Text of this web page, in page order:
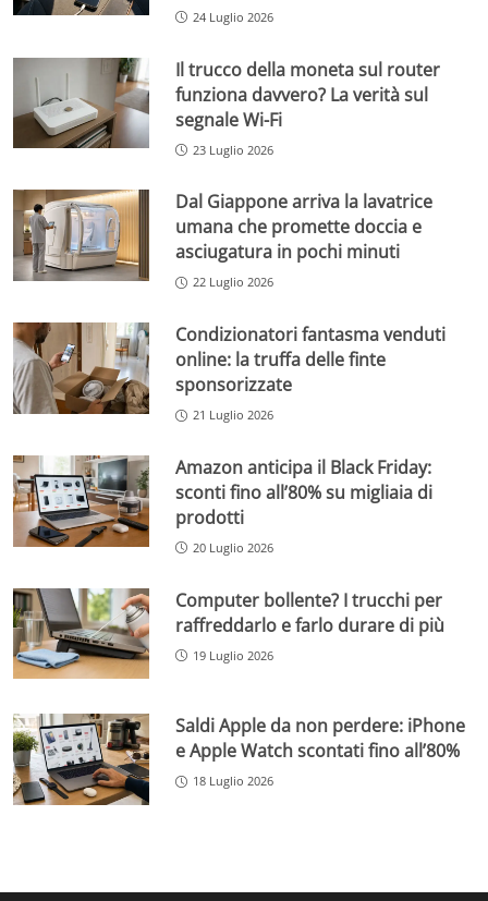
24 Luglio 2026
Il trucco della moneta sul router
funziona davvero? La verità sul
segnale Wi-Fi
23 Luglio 2026
Dal Giappone arriva la lavatrice
umana che promette doccia e
asciugatura in pochi minuti
22 Luglio 2026
Condizionatori fantasma venduti
online: la truffa delle finte
sponsorizzate
21 Luglio 2026
Amazon anticipa il Black Friday:
sconti fino all’80% su migliaia di
prodotti
20 Luglio 2026
Computer bollente? I trucchi per
raffreddarlo e farlo durare di più
19 Luglio 2026
Saldi Apple da non perdere: iPhone
e Apple Watch scontati fino all’80%
18 Luglio 2026